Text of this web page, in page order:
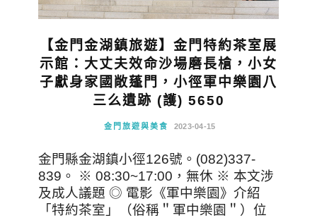
【金門金湖鎮旅遊】金門特約茶室展
示館：大丈夫效命沙場磨長槍，小女
子獻身家國敞蓬門，小徑軍中樂園八
三么遺跡 (護) 5650
金門旅遊與美食 2023-04-15
金門縣金湖鎮小徑126號。(082)337-
839。 ※ 08:30~17:00，無休 ※ 本文涉
及成人議題 ◎ 電影《軍中樂園》介紹
「特約茶室」（俗稱＂軍中樂園＂）位